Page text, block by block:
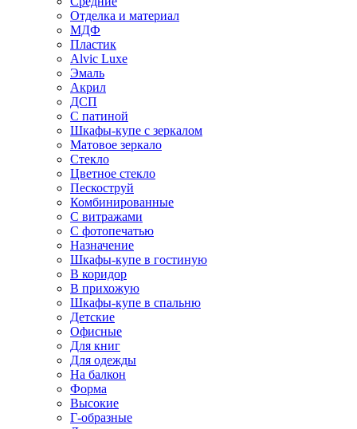
Отделка и материал
МДФ
Пластик
Alvic Luxe
Эмаль
Акрил
ДСП
С патиной
Шкафы-купе с зеркалом
Матовое зеркало
Стекло
Цветное стекло
Пескоструй
Комбинированные
С витражами
С фотопечатью
Назначение
Шкафы-купе в гостиную
В коридор
В прихожую
Шкафы-купе в спальню
Детские
Офисные
Для книг
Для одежды
На балкон
Форма
Высокие
Г-образные